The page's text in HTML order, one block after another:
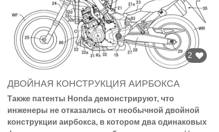
2
ДВОЙНАЯ КОНСТРУКЦИЯ АИРБОКСА
Также патенты Honda демонстрируют, что
инженеры не отказались от необычной двойной
конструкции аирбокса, в котором два одинаковых